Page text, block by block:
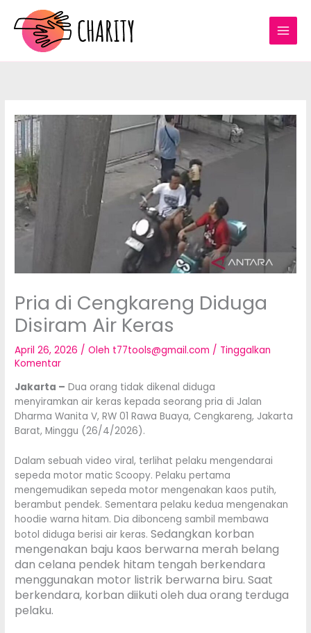
konten
Pria di Cengkareng Diduga
Disiram Air Keras
April 26, 2026 / Oleh t77tools@gmail.com / Tinggalkan
Komentar
Jakarta – Dua orang tidak dikenal diduga
menyiramkan air keras kepada seorang pria di Jalan
Dharma Wanita V, RW 01 Rawa Buaya, Cengkareng, Jakarta
Barat, Minggu (26/4/2026).
Dalam sebuah video viral, terlihat pelaku mengendarai
sepeda motor matic Scoopy. Pelaku pertama
mengemudikan sepeda motor mengenakan kaos putih,
berambut pendek. Sementara pelaku kedua mengenakan
hoodie warna hitam. Dia dibonceng sambil membawa
botol diduga berisi air keras.Sedangkan korban
mengenakan baju kaos berwarna merah belang
dan celana pendek hitam tengah berkendara
menggunakan motor listrik berwarna biru. Saat
berkendara, korban diikuti oleh dua orang terduga
pelaku.